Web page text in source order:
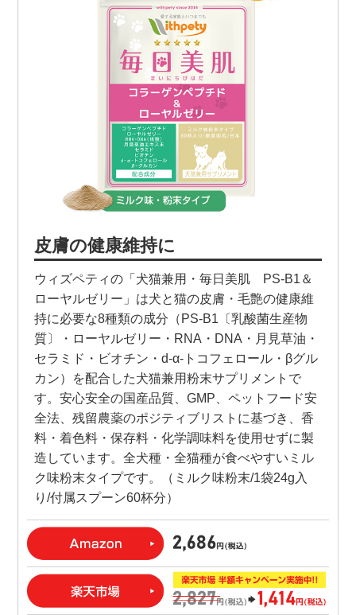
皮膚の健康維持に
ウィズペティの「犬猫兼用・毎日美肌 PS-B1＆
ローヤルゼリー」は犬と猫の皮膚・毛艶の健康維
持に必要な8種類の成分（PS-B1〔乳酸菌生産物
質〕・ローヤルゼリー・RNA・DNA・月見草油・
セラミド・ビオチン・d-α-トコフェロール・βグル
カン）を配合した犬猫兼用粉末サプリメントで
す。安心安全の国産品質、GMP、ペットフード安
全法、残留農薬のポジティブリストに基づき、香
料・着色料・保存料・化学調味料を使用せずに製
造しています。全犬種・全猫種が食べやすいミル
ク味粉末タイプです。（ミルク味粉末/1袋24g入
り/付属スプーン60杯分）